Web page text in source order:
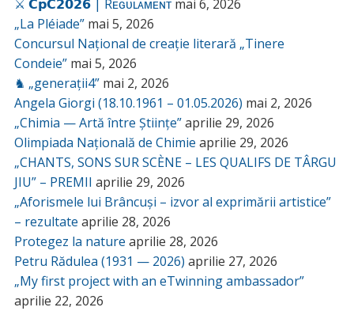
⚔️ 𝗖𝗽𝗖𝟮𝟬𝟮𝟲 | Rᴇɢᴜʟᴀᴍᴇɴᴛ mai 6, 2026
„La Pléiade” mai 5, 2026
Concursul Național de creație literară „Tinere
Condeie” mai 5, 2026
♞ „generații4” mai 2, 2026
Angela Giorgi (18.10.1961 – 01.05.2026) mai 2, 2026
„Chimia — Artă între Științe”aprilie 29, 2026
Olimpiada Națională de Chimie aprilie 29, 2026
„CHANTS, SONS SUR SCÈNE – LES QUALIFS DE TÂRGU
JIU” – PREMII aprilie 29, 2026
„Aforismele lui Brâncuși – izvor al exprimării artistice”
– rezultate aprilie 28, 2026
Protegez la nature aprilie 28, 2026
Petru Rădulea (1931 — 2026) aprilie 27, 2026
„My first project with an eTwinning ambassador”
aprilie 22, 2026